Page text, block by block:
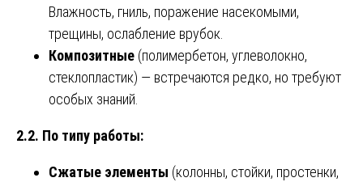
Влажность, гниль, поражение насекомыми,
трещины, ослабление врубок.
Композитные (полимербетон, углеволокно,
стеклопластик) — встречаются редко, но требуют
особых знаний.
2.2. По типу работы:
Сжатые элементы (колонны, стойки, простенки,